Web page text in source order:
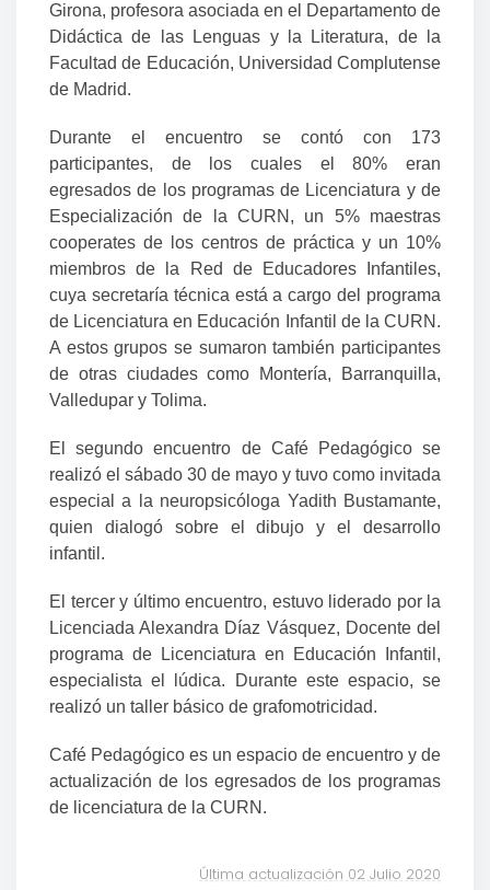
Girona, profesora asociada en el Departamento de
Didáctica de las Lenguas y la Literatura, de la
Facultad de Educación, Universidad Complutense
de Madrid.
Durante el encuentro se contó con 173
participantes, de los cuales el 80% eran
egresados de los programas de Licenciatura y de
Especialización de la CURN, un 5% maestras
cooperates de los centros de práctica y un 10%
miembros de la Red de Educadores Infantiles,
cuya secretaría técnica está a cargo del programa
de Licenciatura en Educación Infantil de la CURN.
A estos grupos se sumaron también participantes
de otras ciudades como Montería, Barranquilla,
Valledupar y Tolima.
El segundo encuentro de Café Pedagógico se
realizó el sábado 30 de mayo y tuvo como invitada
especial a la neuropsicóloga Yadith Bustamante,
quien dialogósobre el dibujo y el desarrollo
infantil.
El tercer y último encuentro, estuvo liderado por la
Licenciada Alexandra Díaz Vásquez, Docente del
programa de Licenciatura en Educación Infantil,
especialista el lúdica. Durante este espacio, se
realizó un taller básico de grafomotricidad.
Café Pedagógico es un espacio de encuentro y de
actualización de los egresados de los programas
de licenciatura de la CURN.
Última actualización 02 Julio 2020